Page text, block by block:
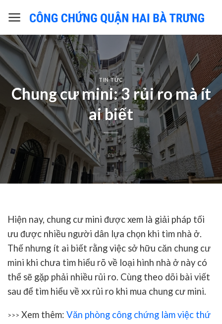
TIN TỨC
Chung cư mini: 3 rủi ro mà ít
ai biết
Hiện nay, chung cư mini được xem là giải pháp tối
ưu được nhiều người dân lựa chọn khi tìm nhà ở.
Thế nhưng ít ai biết rằng việc sở hữu căn chung cư
mini khi chưa tìm hiểu rõ về loại hình nhà ở này có
thể sẽ gặp phải nhiều rủi ro. Cùng theo dõi bài viết
sau để tìm hiểu về xx rủi ro khi mua chung cư mini.
>>> Xem thêm: Văn phòng công chứng làm việc thứ